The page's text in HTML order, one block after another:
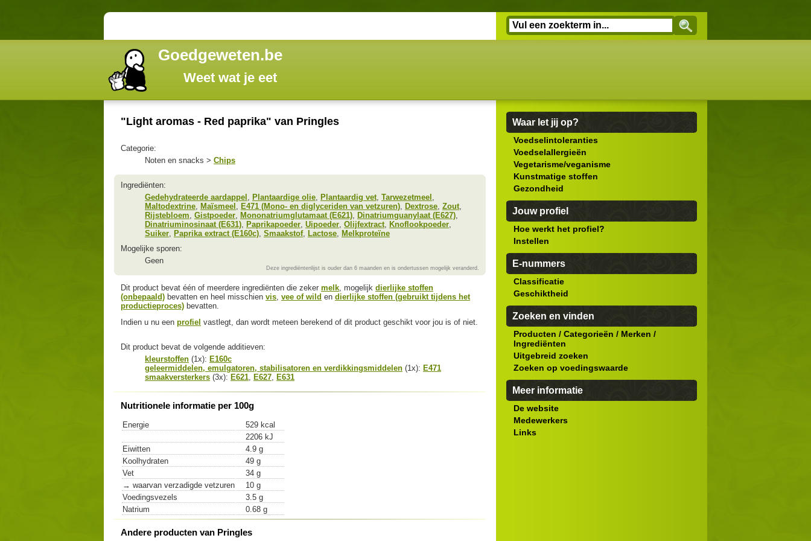
Goedgeweten.be
Weet wat je eet
"Light aromas - Red paprika" van Pringles
Categorie:
Noten en snacks > Chips
Ingrediënten:
Gedehydrateerde aardappel
Plantaardige olie Plantaardig vet Tarwezetmeel
Maltodextrine
Maïsmeel E471 (Mono- en diglyceriden van vetzuren) Dextrose Zout
Rijstebloem Gistpoeder Mononatriumglutamaat (E621) Dinatriumguanylaat (E627)
Dinatriuminosinaat (E631)
Paprikapoeder Uipoeder Olijfextract Knoflookpoeder
Suiker
Paprika extract (E160c) Smaakstof, Lactose
Melkproteïne
Mogelijke sporen:
Geen
Deze ingrediëntenlijst is ouder dan 6 maanden en is ondertussen mogelijk veranderd.
Dit product bevat één of meerdere ingrediënten die zeker melk , mogelijk dierlijke stoffen
(onbepaald) bevatten en heel misschien vis vee of wild en dierlijke stoffen (gebruikt tijdens het
productieproces) bevatten.
Indien u nu een profiel vastlegt, dan wordt meteen berekend of dit product geschikt voor jou is of niet.
Dit product bevat de volgende additieven:
kleurstoffen (1x): E160c
geleermiddelen, emulgatoren, stabilisatoren en verdikkingsmiddelen (1x): E471
smaakversterkers (3x): E621, E627, E631
Nutritionele informatie per 100g
Energie
529 kcal
2206 kJ
Eiwitten
4.9 g
Koolhydraten
49 g
Vet
34 g
→ waarvan verzadigde vetzuren
10 g
Voedingsvezels
3.5 g
Natrium
0.68 g
Andere producten van Pringles
Waar let jij op?
Voedselintoleranties
Voedselallergieën
Vegetarisme/veganisme
Kunstmatige stoffen
Gezondheid
Jouw profiel
Hoe werkt het profiel?
Instellen
E-nummers
Classificatie
Geschiktheid
Zoeken en vinden
Producten / Categorieën / Merken /
Ingrediënten
Uitgebreid zoeken
Zoeken op voedingswaarde
Meer informatie
De website
Medewerkers
Links